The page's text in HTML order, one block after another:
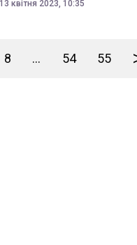
13 квітня 2023, 10:35
8 ... 54 55